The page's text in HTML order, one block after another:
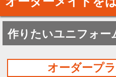
作りたいユニフォー
オーダープ